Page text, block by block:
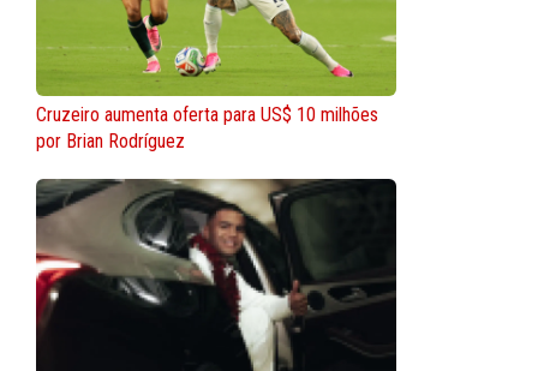
Cruzeiro aumenta oferta para US$ 10 milhões
por Brian Rodríguez